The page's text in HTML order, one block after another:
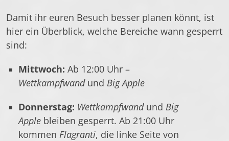
Damit ihr euren Besuch besser planen könnt, ist
hier ein Überblick, welche Bereiche wann gesperrt
sind:
Mittwoch: Ab 12:00 Uhr –
Wettkampfwandund Big Apple
Donnerstag: Wettkampfwandund Big
Apple bleiben gesperrt. Ab 21:00 Uhr
kommen Flagranti, die linke Seite von